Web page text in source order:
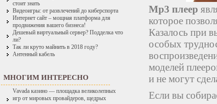
стоит знать
Видеоигры: от развлечений до киберспорта
Интернет сайт – мощная платформа для
продвижения вашего бизнеса!
Дешевый виртуальный сервер? Подделка что
ли?
Так ли круто майнить в 2018 году?
Антенный кабель
МНОГИМ ИНТЕРЕСНО
Vavada казино — площадка великолепных
игр от мировых провайдеров, щедрых
Mp3 плеер
которое
Казалось при
особых
моделей
и не могут
Если вы